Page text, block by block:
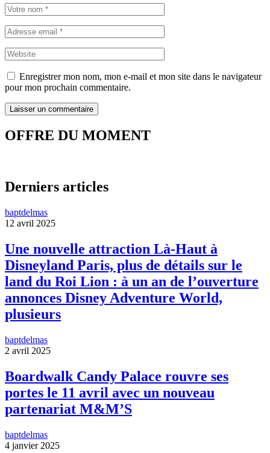
Enregistrer mon nom, mon e-mail et mon site dans le navigateur
pour mon prochain commentaire.
OFFRE DU MOMENT
Derniers articles
baptdelmas
12 avril 2025
Une nouvelle attraction Là-Haut à
Disneyland Paris, plus de détails sur le
land du Roi Lion : à un an de l’ouverture
annonces Disney Adventure World,
plusieurs
baptdelmas
2 avril 2025
Boardwalk Candy Palace rouvre ses
portes le 11 avril avec un nouveau
partenariat M&M’S
baptdelmas
4 janvier 2025